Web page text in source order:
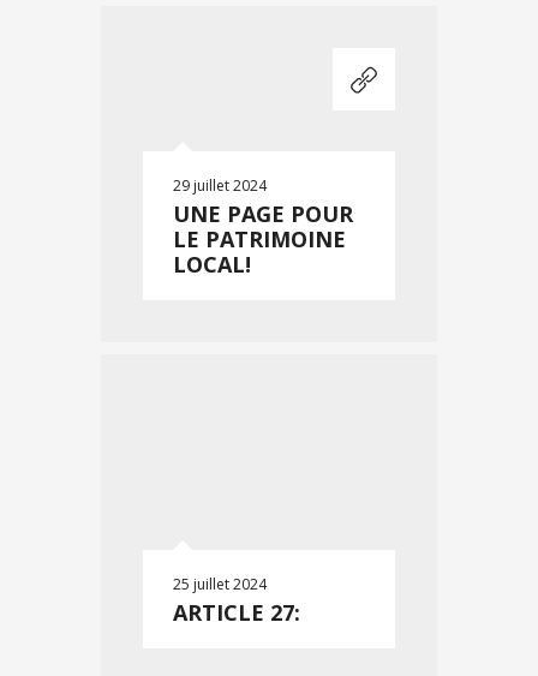
29 juillet 2024
UNE PAGE POUR
LE PATRIMOINE
LOCAL!
25 juillet 2024
ARTICLE 27: